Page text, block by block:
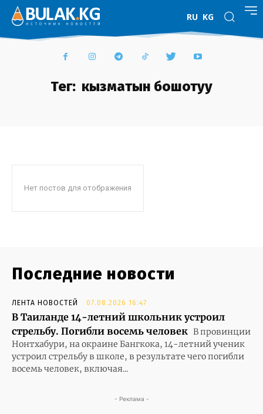
RU KG
Тег: кызматын бошотуу
Нет постов для отображения
Последние новости
ЛЕНТА НОВОСТЕЙ 07.08.2026 16:47
В Таиланде 14-летний школьник устроил
стрельбу. Погибли восемь человек В провинции
Нонтхабури, на окраине Бангкока, 14-летний ученик
устроил стрельбу в школе, в результате чего погибли
восемь человек, включая...
- Реклама -